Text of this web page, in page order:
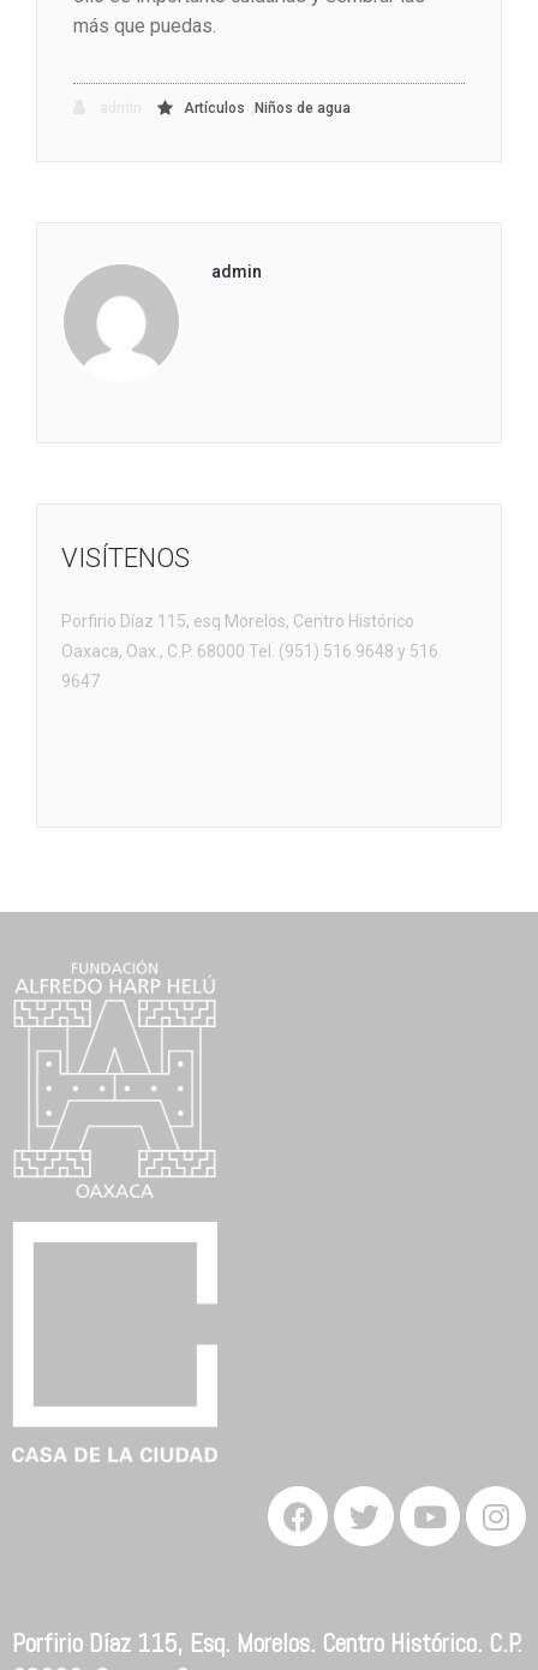
más que puedas.
Artículos Niños de agua
admin
VISÍTENOS
Porfirio Díaz 115, esq Morelos, Centro Histórico
Oaxaca, Oax., C.P. 68000 Tel. (951) 516 9648 y 516
9647
Porfirio Díaz 115, Esq. Morelos. Centro Histórico. C.P.